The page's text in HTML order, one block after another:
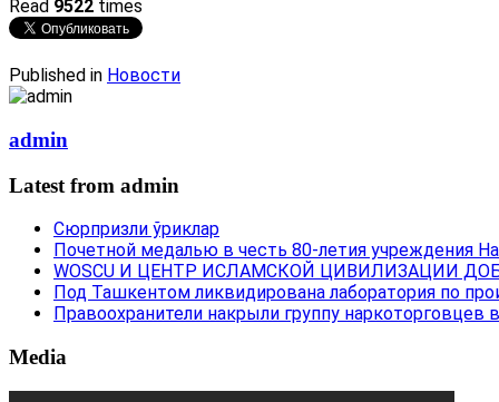
Read 9522 times
Published in Новости
admin
Latest from admin
Сюрпризли ўриклар
Почетной медалью в честь 80-летия учреждения
WOSCU И ЦЕНТР ИСЛАМСКОЙ ЦИВИЛИЗАЦИИ
Под Ташкентом ликвидирована лаборатория по
Правоохранители накрыли группу
Media